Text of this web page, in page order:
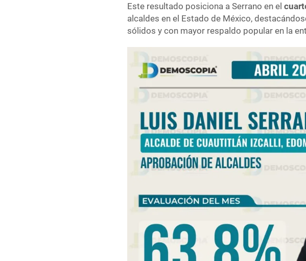
Este resultado posiciona a Serrano en el
alcaldes en el Estado de México,
sólidos y con mayor respaldo popular en la